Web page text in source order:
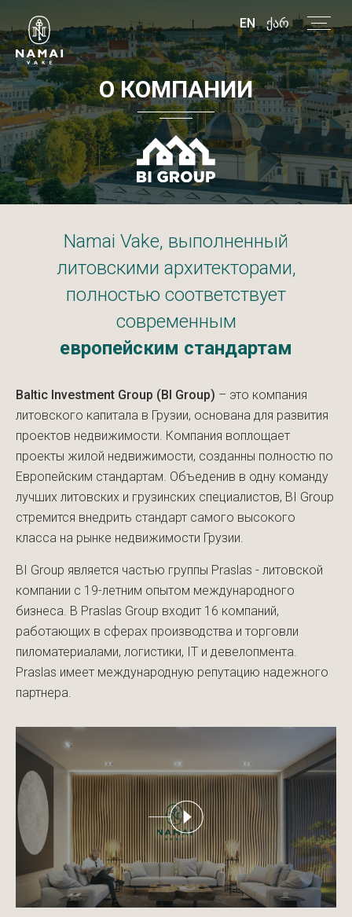
EN ᲥᲐᲠ
О КОМПАНИИ
Namai Vake, выполненный
литовскими архитекторами,
полностью соответствует
современным
европейским стандартам
Baltic Investment Group (BI Group) – это компания
литовского капитала в Грузии, основана для развития
проектов недвижимости. Компания воплощает
проекты жилой недвижимости, созданны полностю по
Европейским стандартам. Объеденив в одну команду
лучших литовских и грузинских специалистов, BI Group
стремится внедрить стандарт самого высокого
класса на рынке недвижимости Грузии.
BI Group является частью группы Praslas - литовской
компании с 19-летним опытом международного
бизнеса. В Praslas Group входит 16 компаний,
работающих в сферах производства и торговли
пиломатериалами, логистики, IT и девелопмента.
Praslas имеет международную репутацию надежного
партнера.